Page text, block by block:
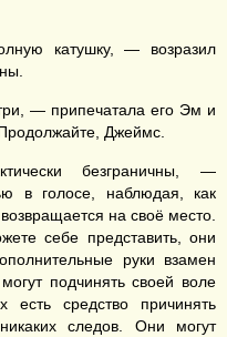
катушку, — возразил
— припечатала его Эм и
Джеймс.
безграничны, —
в голосе, наблюдая, как
на своё место.
себе представить, они
руки взамен
подчинять своей воле
средство причинять
следов. Они могут